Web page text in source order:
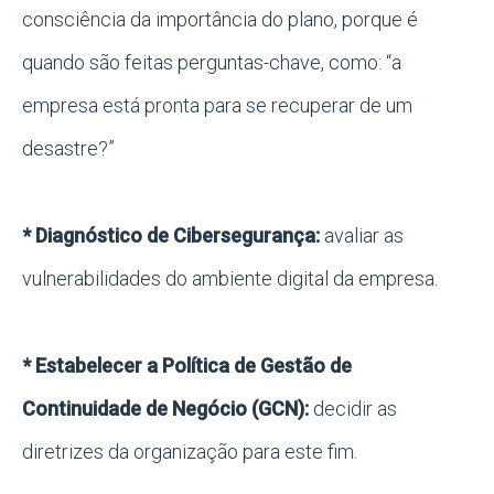
consciência da importância do plano, porque é
quando são feitas perguntas-chave, como: “a
empresa está pronta para se recuperar de um
desastre?”
* Diagnóstico de Cibersegurança: avaliar as
vulnerabilidades do ambiente digital da empresa.
* Estabelecer a Política de Gestão de
Continuidade de Negócio (GCN): decidir as
diretrizes da organização para este fim.